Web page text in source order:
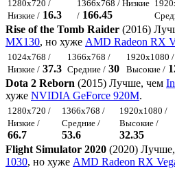
1280x720 /
Низкие / 16.3
1366x768 / Низкие
/ 166.45
Rise of the Tomb Raider (2016)
MX130, но хуже AMD Radeon RX
1024x768 /
Низкие / 37.3
1366x768 /
Средние / 30
1920x1080 /
Высокие /
Dota 2 Reborn (2015) Лучше, чем
хуже NVIDIA GeForce 920M.
1280x720 /
Низкие /
66.7
1366x768 /
Средние /
53.6
1920x1080 /
Высокие /
32.35
Flight Simulator 2020 (2020)
1030, но хуже AMD Radeon RX